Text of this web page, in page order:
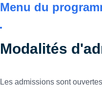
Menu du
Modalités
Les admissions sont